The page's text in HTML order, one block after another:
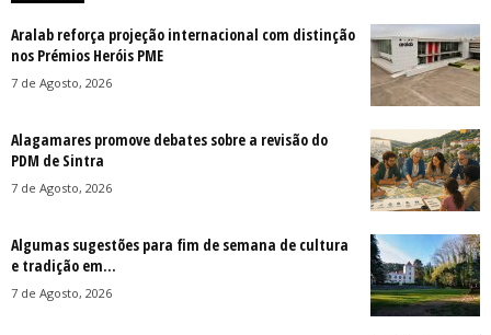
Aralab reforça projeção internacional com distinção
nos Prémios Heróis PME
7 de Agosto, 2026
Alagamares promove debates sobre a revisão do
PDM de Sintra
7 de Agosto, 2026
Algumas sugestões para fim de semana de cultura
e tradição em...
7 de Agosto, 2026